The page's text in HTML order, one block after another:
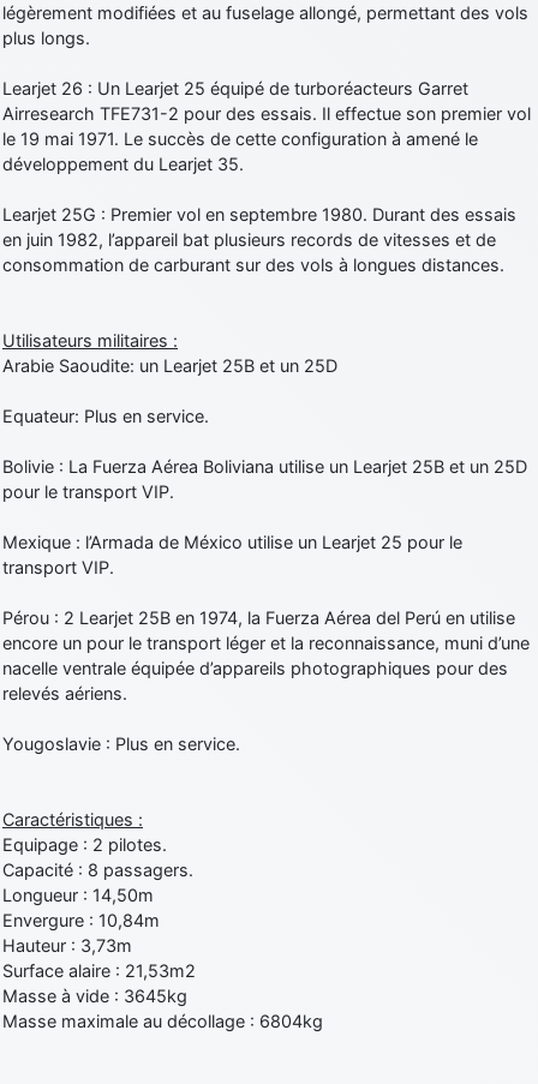
légèrement modifiées et au fuselage allongé, permettant des vols
plus longs.
Learjet 26 : Un Learjet 25 équipé de turboréacteurs Garret
Airresearch TFE731-2 pour des essais. Il effectue son premier vol
le 19 mai 1971. Le succès de cette configuration à amené le
développement du Learjet 35.
Learjet 25G : Premier vol en septembre 1980. Durant des essais
en juin 1982, l’appareil bat plusieurs records de vitesses et de
consommation de carburant sur des vols à longues distances.
Utilisateurs militaires :
Arabie Saoudite: un Learjet 25B et un 25D
Equateur: Plus en service.
Bolivie : La Fuerza Aérea Boliviana utilise un Learjet 25B et un 25D
pour le transport VIP.
Mexique : l’Armada de México utilise un Learjet 25 pour le
transport VIP.
Pérou : 2 Learjet 25B en 1974, la Fuerza Aérea del Perú en utilise
encore un pour le transport léger et la reconnaissance, muni d’une
nacelle ventrale équipée d’appareils photographiques pour des
relevés aériens.
Yougoslavie : Plus en service.
Caractéristiques :
Equipage : 2 pilotes.
Capacité : 8 passagers.
Longueur : 14,50m
Envergure : 10,84m
Hauteur : 3,73m
Surface alaire : 21,53m2
Masse à vide : 3645kg
Masse maximale au décollage : 6804kg